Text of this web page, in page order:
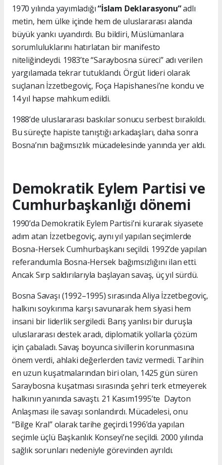
1970 yılında yayımladığı“İslam Deklarasyonu”adlı
metin, hem ülke içinde hem de uluslararası alanda
büyük yankı uyandırdı. Bu bildiri, Müslümanlara
sorumluluklarını hatırlatan bir manifesto
niteliğindeydi. 1983’te “Saraybosna süreci” adı verilen
yargılamada tekrar tutuklandı. Örgüt lideri olarak
suçlanan İzzetbegoviç, Foça Hapishanesi’ne kondu ve
14 yıl hapse mahkum edildi.
1988’de uluslararası baskılar sonucu serbest bırakıldı.
Bu süreçte hapiste tanıştığı arkadaşları, daha sonra
Bosna’nın bağımsızlık mücadelesinde yanında yer aldı.
Demokratik Eylem Partisi ve
Cumhurbaşkanlığı dönemi
1990’da Demokratik Eylem Partisi’ni kurarak siyasete
adım atan İzzetbegoviç, aynı yıl yapılan seçimlerde
Bosna-Hersek Cumhurbaşkanı seçildi. 1992’de yapılan
referandumla Bosna-Hersek bağımsızlığını ilan etti.
Ancak Sırp saldırılarıyla başlayan savaş, üç yıl sürdü.
Bosna Savaşı (1992–1995) sırasında Aliya İzzetbegoviç,
halkını soykırıma karşı savunarak hem siyasi hem
insani bir liderlik sergiledi. Barış yanlısı bir duruşla
uluslararası destek aradı, diplomatik yollarla çözüm
için çabaladı. Savaş boyunca sivillerin korunmasına
önem verdi, ahlaki değerlerden taviz vermedi. Tarihin
en uzun kuşatmalarından biri olan, 1425 gün süren
Saraybosna kuşatması sırasında şehri terk etmeyerek
halkının yanında savaştı. 21 Kasım1995’te Dayton
Anlaşması ile savaşı sonlandırdı. Mücadelesi, onu
“Bilge Kral” olarak tarihe geçirdi.1996’da yapılan
seçimle üçlü Başkanlık Konseyi’ne seçildi. 2000 yılında
sağlık sorunları nedeniyle görevinden ayrıldı.